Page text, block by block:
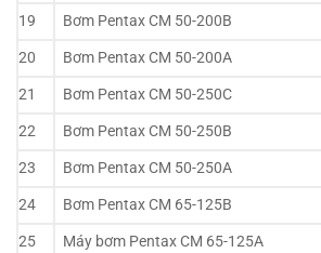
19
Bơm Pentax CM 50-200B
20
Bơm Pentax CM 50-200A
21
Bơm Pentax CM 50-250C
22
Bơm Pentax CM 50-250B
23
Bơm Pentax CM 50-250A
24
Bơm Pentax CM 65-125B
25
Máy bơm Pentax CM 65-125A